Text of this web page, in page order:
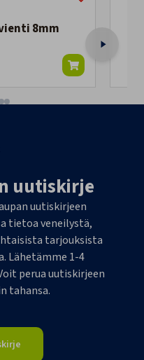
8mm
uutiskirje
uutiskirjeen
tietoa veneilystä,
tarjouksista
Lähetämme 1-4
perua uutiskirjeen
tahansa.